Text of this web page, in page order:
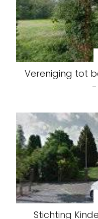
Vereniging tot
-
Stichting